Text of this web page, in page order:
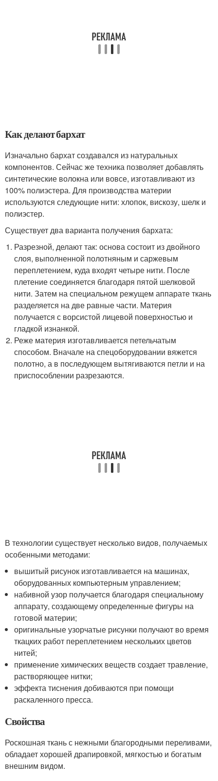
Как делают бархат
Изначально бархат создавался из натуральных
компонентов. Сейчас же техника позволяет добавлять
синтетические волокна или вовсе, изготавливают из
100% полиэстера. Для производства материи
используются следующие нити: хлопок, вискозу, шелк и
полиэстер.
Существует два варианта получения бархата:
Разрезной, делают так: основа состоит из двойного
слоя, выполненной полотняным и саржевым
переплетением, куда входят четыре нити. После
плетение соединяется благодаря пятой шелковой
нити. Затем на специальном режущем аппарате ткань
разделяется на две равные части. Материя
получается с ворсистой лицевой поверхностью и
гладкой изнанкой.
Реже материя изготавливается петельчатым
способом. Вначале на спецоборудовании вяжется
полотно, а в последующем вытягиваются петли и на
приспособлении разрезаются.
В технологии существует несколько видов, получаемых
особенными методами:
вышитый рисунок изготавливается на машинах,
оборудованных компьютерным управлением;
набивной узор получается благодаря специальному
аппарату, создающему определенные фигуры на
готовой материи;
оригинальные узорчатые рисунки получают во время
ткацких работ переплетением нескольких цветов
нитей;
применение химических веществ создает травление,
растворяющее нитки;
эффекта тиснения добиваются при помощи
раскаленного пресса.
Свойства
Роскошная ткань с нежными благородными переливами,
обладает хорошей драпировкой, мягкостью и богатым
внешним видом.